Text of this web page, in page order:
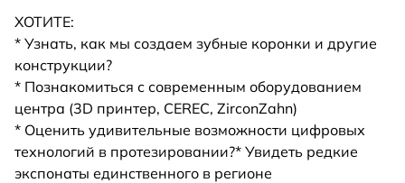
ХОТИТЕ:
* Узнать, как мы создаем зубные коронки и другие
конструкции?
* Познакомиться с современным оборудованием
центра (3D принтер, CEREC, ZirconZahn)
* Оценить удивительные возможности цифровых
технологий в протезировании?* Увидеть редкие
экспонаты единственного в регионе